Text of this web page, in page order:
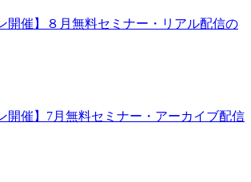
開催】８月無料セミナー・リアル配信の
開催】7月無料セミナー・アーカイブ配信